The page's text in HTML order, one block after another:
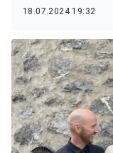
18.07.2024 19:32